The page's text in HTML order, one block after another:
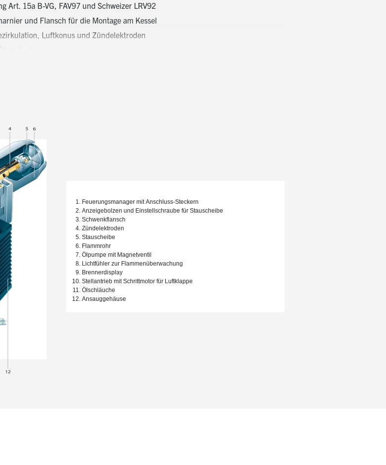
Art. 15a B-VG, FAV97 und Schweizer LRV92
und Flansch für die Montage am Kessel
Luftkonus und Zündelektroden
bzw. Zwischenplatte die kesselspezifischen Anforderungen beachten
Steuerung der Programmfolge
Feuerungsmanager mit Anschluss-Steckern
Anzeigebolzen und Einstellschraube für Stauscheibe
Schwenkflansch
Zündelektroden
Stauscheibe
Flammrohr
Ölpumpe mit Magnetventil
Lichtfühler zur Flammenüberwachung
Brennerdisplay
Stellantrieb mit Schrittmotor für Luftklappe
Ölschläuche
Ansauggehäuse